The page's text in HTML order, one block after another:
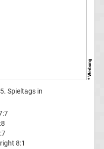
* Werbung
Spieltags in
8:1